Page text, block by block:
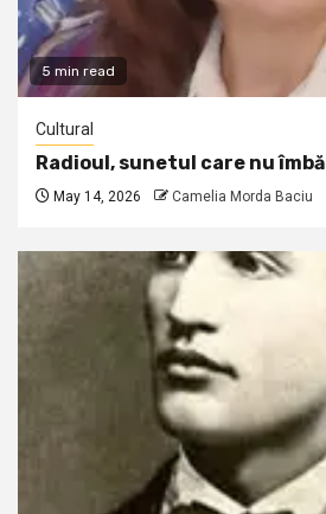
5 min read
Cultural
Radioul, sunetul care nu
May 14, 2026 Camelia Morda Baciu